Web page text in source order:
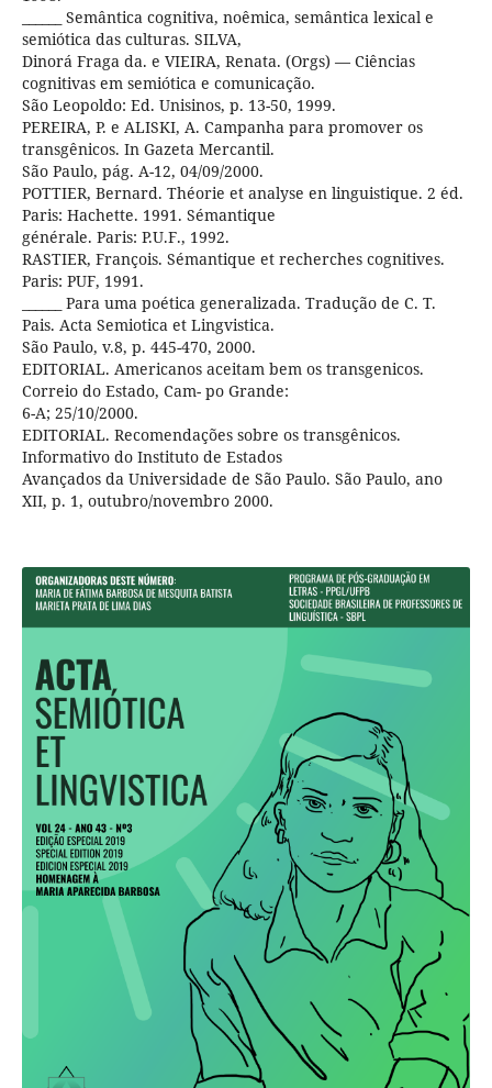
______ Semântica cognitiva, noêmica, semântica lexical e
semiótica das culturas. SILVA,
Dinorá Fraga da. e VIEIRA, Renata. (Orgs) — Ciências
cognitivas em semiótica e comunicação.
São Leopoldo: Ed. Unisinos, p. 13-50, 1999.
PEREIRA, P. e ALISKI, A. Campanha para promover os
transgênicos. In Gazeta Mercantil.
São Paulo, pág. A-12, 04/09/2000.
POTTIER, Bernard. Théorie et analyse en linguistique. 2 éd.
Paris: Hachette. 1991. Sémantique
générale. Paris: P.U.F., 1992.
RASTIER, François. Sémantique et recherches cognitives.
Paris: PUF, 1991.
______ Para uma poética generalizada. Tradução de C. T.
Pais. Acta Semiotica et Lingvistica.
São Paulo, v.8, p. 445-470, 2000.
EDITORIAL. Americanos aceitam bem os transgenicos.
Correio do Estado, Cam- po Grande:
6-A; 25/10/2000.
EDITORIAL. Recomendações sobre os transgênicos.
Informativo do Instituto de Estados
Avançados da Universidade de São Paulo. São Paulo, ano
XII, p. 1, outubro/novembro 2000.